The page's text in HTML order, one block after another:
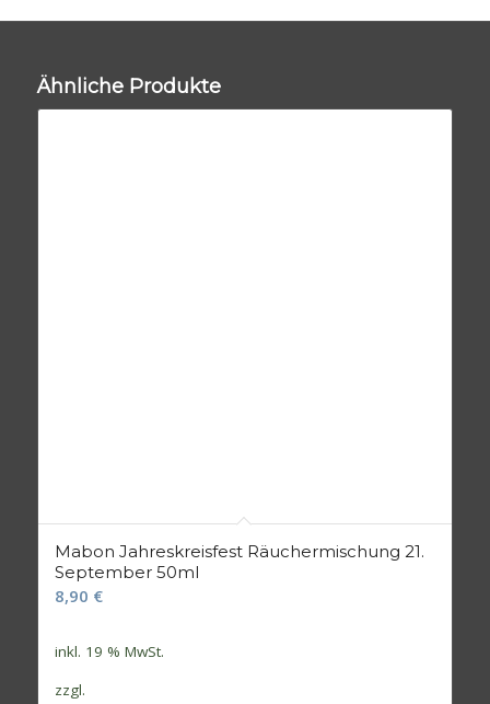
Ähnliche Produkte
Mabon Jahreskreisfest Räuchermischung 21.
September 50ml
8,90 €
inkl. 19 % MwSt.
zzgl.